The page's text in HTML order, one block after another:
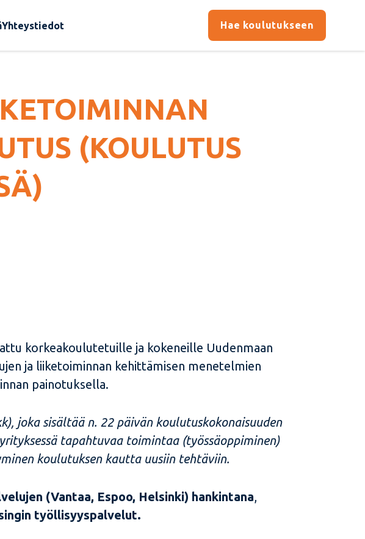
Yhteystiedot Hae koulutukseen
(KOULUTUS
korkeakoulutetuille ja kokeneille Uudenmaan
ja liiketoiminnan kehittämisen menetelmien
painotuksella.
joka sisältää n. 22 päivän koulutuskokonaisuuden
tapahtuvaa toimintaa (työssäoppiminen)
koulutuksen kautta uusiin tehtäviin.
(Vantaa, Espoo, Helsinki) hankintana,
työllisyyspalvelut.